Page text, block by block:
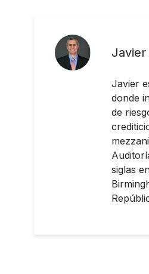
Javier
Javier
donde
de
siglas